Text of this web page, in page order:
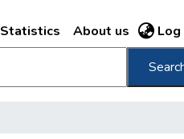
Statistics About us Log